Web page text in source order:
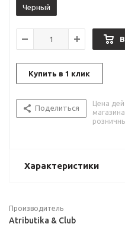
Черный
Купить в 1 клик
Поделиться
Цена
Характеристики
Производитель
Atributika & Club